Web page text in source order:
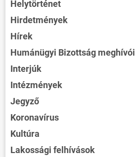
Helytörténet
Hirdetmények
Hírek
Humánügyi Bizottság meghívói
Interjúk
Intézmények
Jegyző
Koronavírus
Kultúra
Lakossági felhívások